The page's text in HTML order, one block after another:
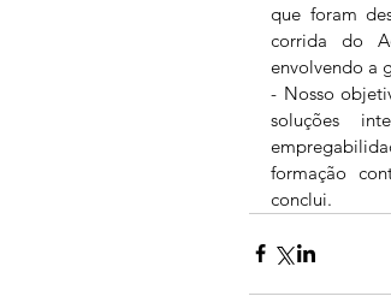
que foram
corrida do
envolvendo a
- Nosso
soluções
formação
conclui.